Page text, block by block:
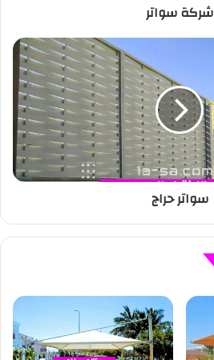
شركة سواتر
سواتر حراج